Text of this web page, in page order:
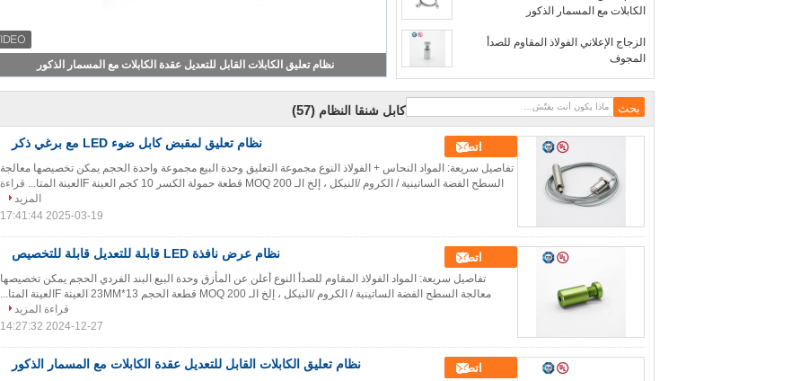
نظام تعليق الكابلات القابل للتعديل عقدة الكابلات مع المسمار الذكور
الكابلات مع المسمار الذكور
الزجاج الإعلاني الفولاذ المقاوم للصدأ
المجوف
كابل شنقا النظام (57)
نظام تعليق لمقبض كابل ضوء LED مع برغي ذكر اتصل
تفاصيل سريعة: المواد النحاس + الفولاذ النوع مجموعة التعليق وحدة البيع مجموعة واحدة الحجم يمكن تخصيصها معالجة
السطح الفضة الساتينية / الكروم /النيكل ، إلخ الـ MOQ 200 قطعة حمولة الكسر 10 كجم العينة Fالعينة المتا...
قراءة
المزيد
2025-03-19 17:41:44
نظام عرض نافذة LED قابلة للتعديل قابلة للتخصيص اتصل
تفاصيل سريعة: المواد الفولاذ المقاوم للصدأ النوع أعلن عن المأزق وحدة البيع البند الفردي الحجم يمكن تخصيصها
معالجة السطح الفضة الساتينية / الكروم /النيكل ، إلخ الـ MOQ 200 قطعة الحجم 13*23MM العينة Fالعينة المتا...
قراءة المزيد
2024-12-27 14:27:32
نظام تعليق الكابلات القابل للتعديل عقدة الكابلات مع المسمار الذكور اتصل